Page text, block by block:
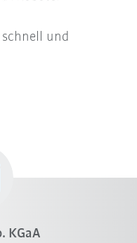
und
KGaA